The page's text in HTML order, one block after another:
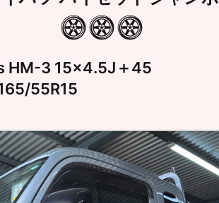
HM-3 15×4.5J＋45
55R15